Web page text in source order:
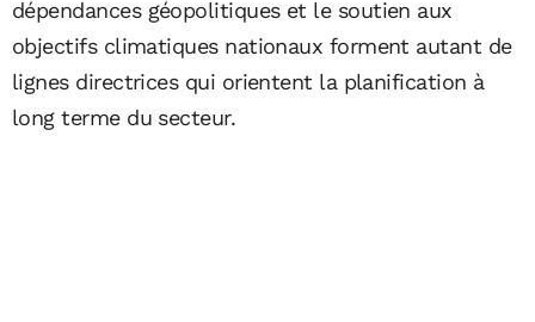
dépendances géopolitiques et le soutien aux
objectifs climatiques nationaux forment autant de
lignes directrices qui orientent la planification à
long terme du secteur.